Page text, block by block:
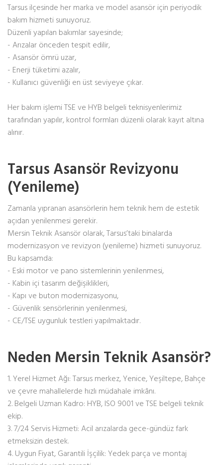
Tarsus ilçesinde her marka ve model asansör için periyodik
bakım hizmeti sunuyoruz.
Düzenli yapılan bakımlar sayesinde;
- Arızalar önceden tespit edilir,
- Asansör ömrü uzar,
- Enerji tüketimi azalır,
- Kullanıcı güvenliği en üst seviyeye çıkar.
Her bakım işlemi TSE ve HYB belgeli teknisyenlerimiz
tarafından yapılır, kontrol formları düzenli olarak kayıt altına
alınır.
Tarsus Asansör Revizyonu
(Yenileme)
Zamanla yıpranan asansörlerin hem teknik hem de estetik
açıdan yenilenmesi gerekir.
Mersin Teknik Asansör olarak, Tarsus’taki binalarda
modernizasyon ve revizyon (yenileme) hizmeti sunuyoruz.
Bu kapsamda:
- Eski motor ve pano sistemlerinin yenilenmesi,
- Kabin içi tasarım değişiklikleri,
- Kapı ve buton modernizasyonu,
- Güvenlik sensörlerinin yenilenmesi,
- CE/TSE uygunluk testleri yapılmaktadır.
Neden Mersin Teknik Asansör?
1. Yerel Hizmet Ağı: Tarsus merkez, Yenice, Yeşiltepe, Bahçe
ve çevre mahallelerde hızlı müdahale imkânı.
2. Belgeli Uzman Kadro: HYB, ISO 9001 ve TSE belgeli teknik
ekip.
3. 7/24 Servis Hizmeti: Acil arızalarda gece-gündüz fark
etmeksizin destek.
4. Uygun Fiyat, Garantili İşçilik: Yedek parça ve montaj